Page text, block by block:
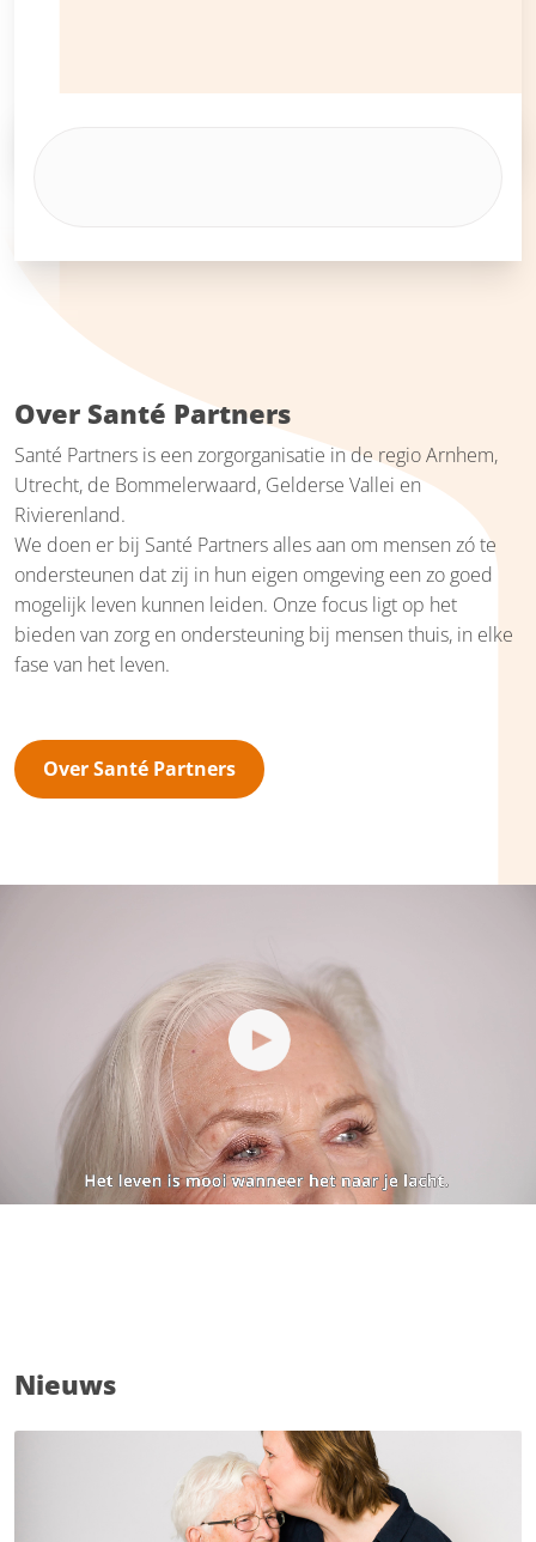
Over Santé Partners
Santé Partners is een zorgorganisatie in de regio Arnhem,
Utrecht, de Bommelerwaard, Gelderse Vallei en
Rivierenland.
We doen er bij Santé Partners alles aan om mensen zó te
ondersteunen dat zij in hun eigen omgeving een zo goed
mogelijk leven kunnen leiden. Onze focus ligt op het
bieden van zorg en ondersteuning bij mensen thuis, in elke
fase van het leven.
Over Santé Partners
Nieuws